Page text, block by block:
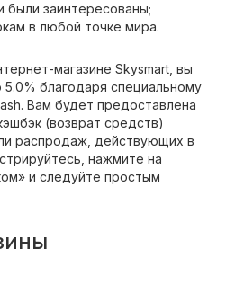
были заинтересованы;
в любой точке мира.
магазине Skysmart, вы
благодаря специальному
Вам будет предоставлена
(возврат средств)
распродаж, действующих в
нажмите на
и следуйте простым